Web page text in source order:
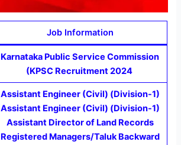
Job Information
Karnataka Public Service Commission
(KPSC Recruitment 2024
Assistant Engineer (Civil) (Division-1)
Assistant Engineer (Civil) (Division-1)
Assistant Director of Land Records
Registered Managers/Taluk Backward